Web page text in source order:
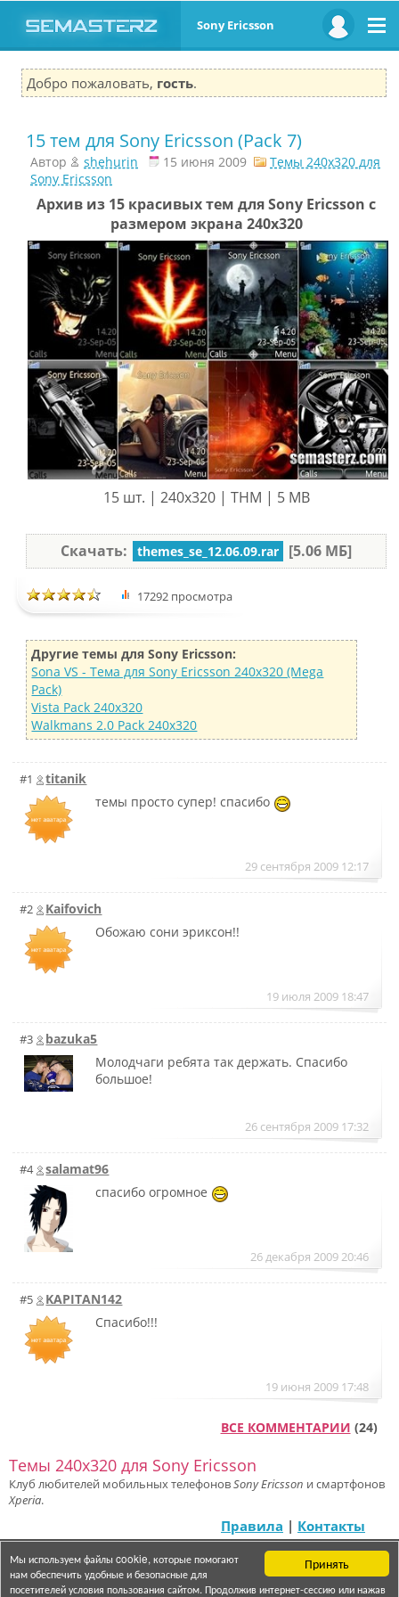
Принять
Мы используем файлы cookie, которые помогают
нам обеспечить удобные и безопасные для
посетителей условия пользования сайтом. Продолжив интернет-сессию или нажав
Sony Ericsson
Добро пожаловать, гость.
15 тем для Sony Ericsson (Pack 7)
Автор shehurin 15 июня 2009
Темы 240x320 для
Sony Ericsson
Архив из 15 красивых тем для Sony Ericsson с
размером экрана 240x320
15 шт. | 240x320 | THM | 5 MB
Скачать: themes_se_12.06.09.rar [5.06 МБ]
17292 просмотра
Другие темы для Sony Ericsson:
Sona VS - Тема для Sony Ericsson 240x320 (Mega
Pack)
Vista Pack 240x320
Walkmans 2.0 Pack 240x320
#1
titanik
темы просто супер! спасибо
29 сентября 2009 12:17
#2
Kaifovich
Обожаю сони эриксон!!
19 июля 2009 18:47
#3
bazuka5
Молодчаги ребята так держать. Спасибо
большое!
26 сентября 2009 17:32
#4
salamat96
спасибо огромное
26 декабря 2009 20:46
#5
KAPITAN142
Спасибо!!!
19 июня 2009 17:48
ВСЕ КОММЕНТАРИИ (24)
Темы 240x320 для Sony Ericsson
Клуб любителей мобильных телефоновSony Ericsson и смартфонов
Xperia.
Правила | Контакты
© 2007 — 2025 «Semasterz»